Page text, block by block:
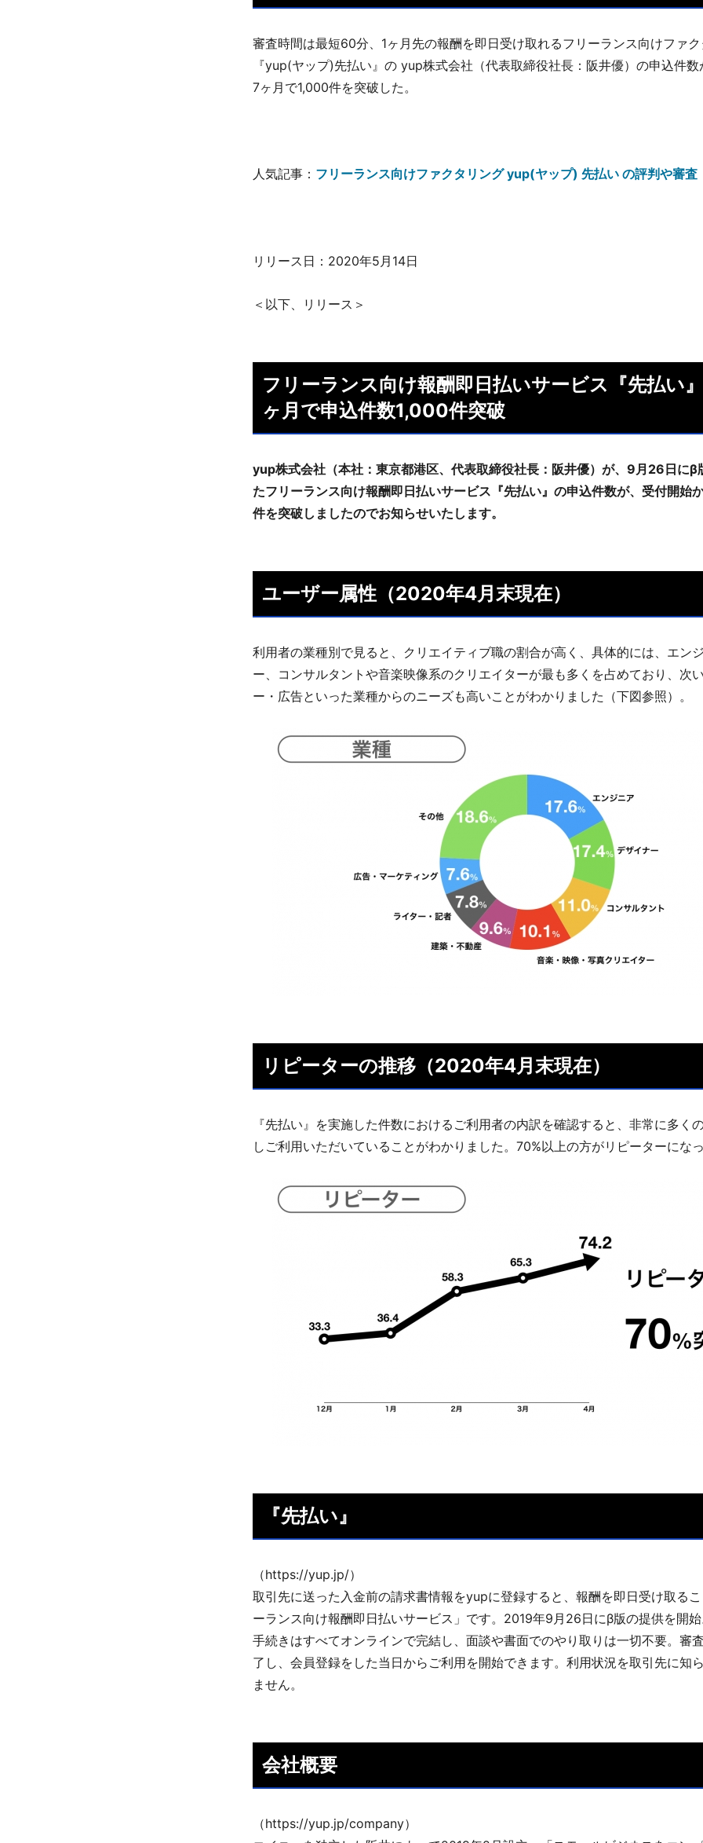
審査時間は最短60分、1ヶ月先の報酬を即日受け取れるフリーランス向けファ
『yup(ヤップ)先払い』の yup株式会社（代表取締役社長：阪井優）の申込件
7ヶ月で1,000件を突破した。
人気記事： フリーランス向けファクタリング yup(ヤップ) 先払い の評判や審査
リリース日：2020年5月14日
＜以下、リリース＞
フリーランス向け報酬即日払いサービス『先払い
ヶ月で申込件数1,000件突破
yup株式会社（本社：東京都港区、代表取締役社長：阪井優）が、9月26日にβ
たフリーランス向け報酬即日払いサービス『先払い』の申込件数が、受付開始
件を突破しましたのでお知らせいたします。
ユーザー属性（2020年4月末現在）
利用者の業種別で見ると、クリエイティブ職の割合が高く、具体的には、エン
ー、コンサルタントや音楽映像系のクリエイターが最も多くを占めており、次
ー・広告といった業種からのニーズも高いことがわかりました（下図参照）。
リピーターの推移（2020年4月末現在）
『先払い』を実施した件数におけるご利用者の内訳を確認すると、非常に多く
しご利用いただいていることがわかりました。70%以上の方がリピーターになっ
『先払い』
（https://yup.jp/）
取引先に送った入金前の請求書情報をyupに登録すると、報酬を即日受け取る
ーランス向け報酬即日払いサービス」です。2019年9月26日にβ版の提供を開始
手続きはすべてオンラインで完結し、面談や書面でのやり取りは一切不要。審
了し、会員登録をした当日からご利用を開始できます。利用状況を取引先に知
ません。
会社概要
（https://yup.jp/company）